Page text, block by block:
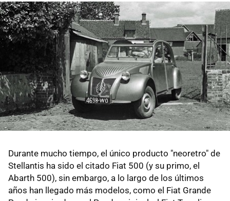
Durante mucho tiempo, el único producto "neoretro" de
Stellantis ha sido el citado Fiat 500 (y su primo, el
Abarth 500), sin embargo, a lo largo de los últimos
años han llegado más modelos, como el Fiat Grande